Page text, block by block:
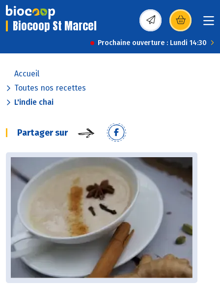
Biocoop St Marcel (s’ouvre dans une
Prochaine ouverture : Lundi 14:30
Accueil
Toutes nos recettes
L'indie chai
Partager sur